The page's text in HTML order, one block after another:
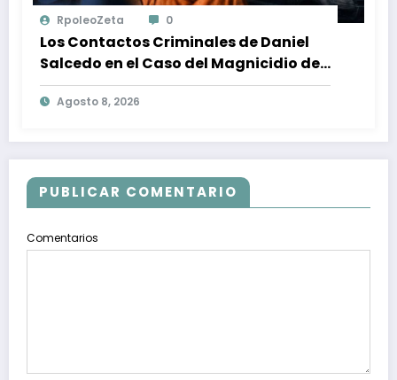
RpoleoZeta 0
Los Contactos Criminales de Daniel
Salcedo en el Caso del Magnicidio de
Fernando Villavicencio
Agosto 8, 2026
PUBLICAR COMENTARIO
Comentarios